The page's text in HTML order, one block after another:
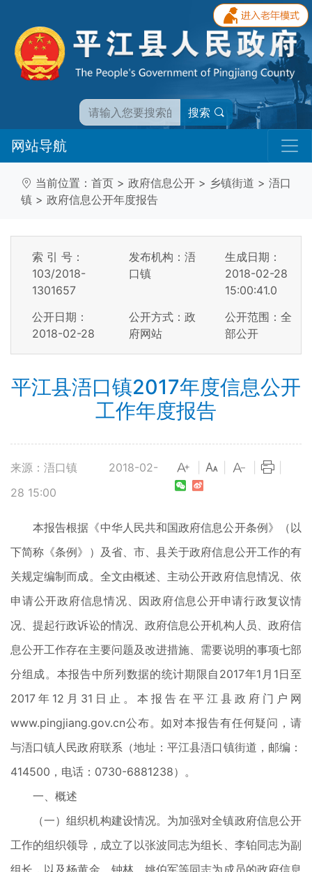
搜索
网站导航
当前位置： 首页 > 政府信息公开 > 乡镇街道 > 浯口
镇 > 政府信息公开年度报告
索 引 号：
103/2018-
1301657
发布机构：浯
口镇
生成日期：
2018-02-28
15:00:41.0
公开日期：
2018-02-28
公开方式：政
府网站
公开范围：全
部公开
平江县浯口镇2017年度信息公开
工作年度报告
来源：浯口镇
2018-02-
28 15:00
本报告根据《中华人民共和国政府信息公开条例》（以
下简称《条例》）及省、市、县关于政府信息公开工作的有
关规定编制而成。全文由概述、主动公开政府信息情况、依
申请公开政府信息情况、因政府信息公开申请行政复议情
况、提起行政诉讼的情况、政府信息公开机构人员、政府信
息公开工作存在主要问题及改进措施、需要说明的事项七部
分组成。本报告中所列数据的统计期限自2017年1月1日至
2017年12月31日止。本报告在平江县政府门户网
www.pingjiang.gov.cn公布。如对本报告有任何疑问，请
与浯口镇人民政府联系（地址：平江县浯口镇街道，邮编：
414500，电话：0730-6881238）。
一、概述
（一）组织机构建设情况。为加强对全镇政府信息公开
工作的组织领导，成立了以张波同志为组长、李铂同志为副
组长，以及杨黄金、钟林、姚伯军等同志为成员的政府信息